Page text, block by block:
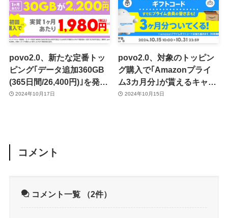
povo2.0、新たな定番トッ
ピング｢データ追加360GB
(365日間/26,400円)｣を発表
ｰ 1カ月あたり30GBを
2024年10月17日
povo2.0、対象のトッピン
グ購入で｢Amazonプライ
ム3カ月分｣が貰えるキャン
ペーンを開始
2024年10月15日
コメント
コメント一覧 （2件）